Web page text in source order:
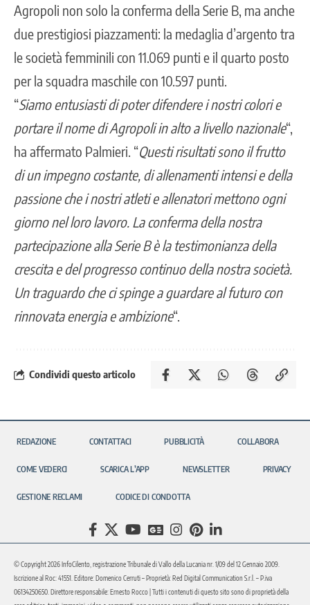
Agropoli non solo la conferma della Serie B, ma anche
due prestigiosi piazzamenti: la medaglia d’argento tra
le società femminili con 11.069 punti e il quarto posto
per la squadra maschile con 10.597 punti.
“Siamo entusiasti di poter difendere i nostri colori e
portare il nome di Agropoli in alto a livello nazionale“,
ha affermato Palmieri. “Questi risultati sono il frutto
di un impegno costante, di allenamenti intensi e della
passione che i nostri atleti e allenatori mettono ogni
giorno nel loro lavoro. La conferma della nostra
partecipazione alla Serie B è la testimonianza della
crescita e del progresso continuo della nostra società.
Un traguardo che ci spinge a guardare al futuro con
rinnovata energia e ambizione“.
Condividi questo articolo
REDAZIONE CONTATTACI PUBBLICITÀ COLLABORA
COME VEDERCI SCARICA L’APP NEWSLETTER PRIVACY
GESTIONE RECLAMI CODICE DI CONDOTTA
© Copyright 2026 InfoCilento, registrazione Tribunale di Vallo della Lucania nr. 1/09 del 12 Gennaio 2009.
Iscrizione al Roc: 41551. Editore: Domenico Cerruti – Proprietà: Red Digital Communication S.r.l. – P.iva
06134250650. Direttore responsabile: Ernesto Rocco | Tutti i contenuti di questo sito sono di proprietà della